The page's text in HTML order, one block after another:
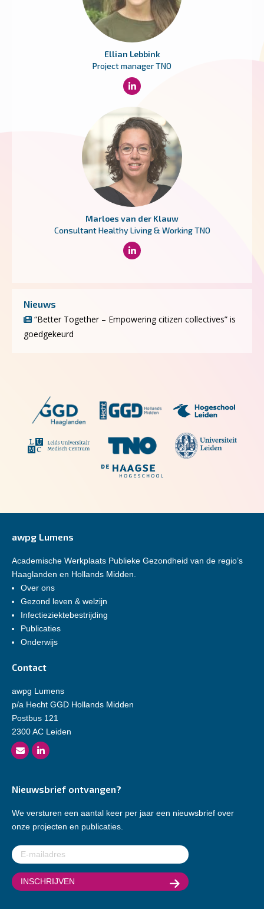
Ellian Lebbink
Project manager TNO
Marloes van der Klauw
Consultant Healthy Living & Working TNO
Nieuws
“Better Together – Empowering citizen collectives” is
goedgekeurd
awpg Lumens
Academische Werkplaats Publieke Gezondheid van de regio’s
Haaglanden en Hollands Midden.
Over ons
Gezond leven & welzijn
Infectieziektebestrijding
Publicaties
Onderwijs
Contact
awpg Lumens
p/a Hecht GGD Hollands Midden
Postbus 121
2300 AC Leiden
Nieuwsbrief ontvangen?
We versturen een aantal keer per jaar een nieuwsbrief over
onze projecten en publicaties.
E-
mailadres(Vereist)